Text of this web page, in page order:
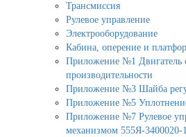
Трансмиссия
Рулевое управление
Электрооборудование
Кабина, оперение и
Приложение №1 Двигатель
производительности
Приложение №3 Шайба
Приложение №5
Приложение №7 Рулевое
механизмом 555Я-3400020-